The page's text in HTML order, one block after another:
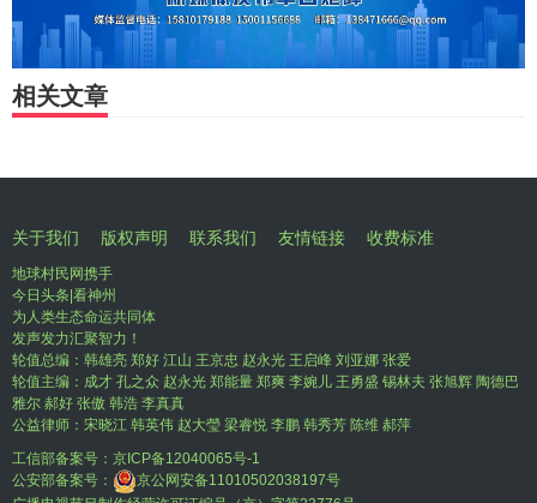
相关文章
关于我们 版权声明 联系我们 友情链接 收费标准
地球村民网携手
今日头条|看神州
为人类生态命运共同体
发声发力汇聚智力！
轮值总编：韩雄亮 郑好 江山 王京忠 赵永光 王启峰 刘亚娜 张爱
轮值主编：成才 孔之众 赵永光 郑能量 郑爽 李婉儿 王勇盛 锡林夫 张旭辉 陶德巴
雅尔 郝好 张傲 韩浩 李真真
公益律师：宋晓江 韩英伟 赵大瑩 梁睿悦 李鹏 韩秀芳 陈维 郝萍
工信部备案号： 京ICP备12040065号-1
公安部备案号：
京公网安备11010502038197号